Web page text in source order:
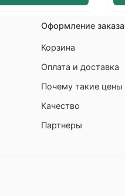
Оформление заказа
Корзина
Оплата и доставка
Почему такие цены
Качество
Партнеры